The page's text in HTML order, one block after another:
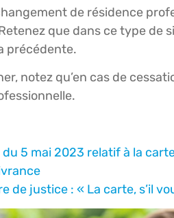
de résidence
que dans ce type de
précédente.
notez qu’en cas de
5 mai 2023 relatif à la
de justice : « La carte, s’il